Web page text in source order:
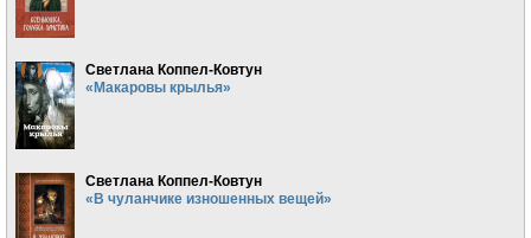
Светлана Коппел-Ковтун
«Макаровы крылья»
Светлана Коппел-Ковтун
«В чуланчике изношенных вещей»